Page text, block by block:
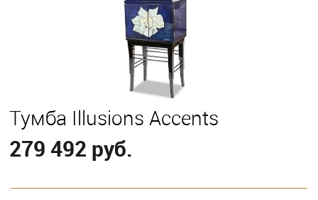
Тумба Illusions Accents
279 492 руб.